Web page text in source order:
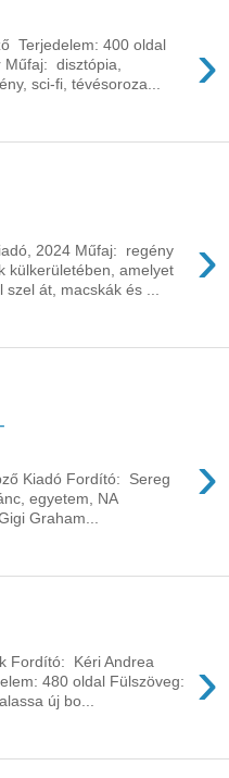
›
Terjedelem: 400 oldal
disztópia,
sci-fi, tévésoroza...
›
2024 Műfaj: regény
külkerületében, amelyet
át, macskák és ...
›
Kiadó Fordító: Sereg
egyetem, NA
​Graham...
›
Fordító: Kéri Andrea
480 oldal Fülszöveg:
új bo...